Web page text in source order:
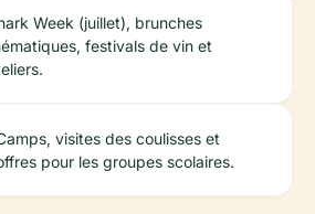
Week (juillet), brunches
festivals de vin et
visites des coulisses et
pour les groupes scolaires.